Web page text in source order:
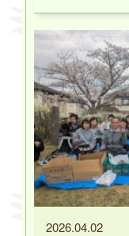
2026.04.02